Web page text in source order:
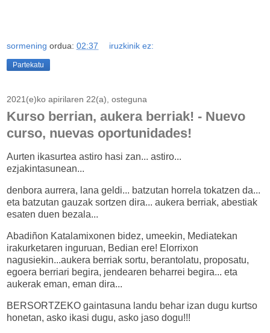
sormening ordua: 02:37 iruzkinik ez:
Partekatu
2021(e)ko apirilaren 22(a), osteguna
Kurso berrian, aukera berriak! - Nuevo
curso, nuevas oportunidades!
Aurten ikasurtea astiro hasi zan... astiro...
ezjakintasunean...
denbora aurrera, lana geldi... batzutan horrela tokatzen da...
eta batzutan gauzak sortzen dira... aukera berriak, abestiak
esaten duen bezala...
Abadiñon Katalamixonen bidez, umeekin, Mediatekan
irakurketaren inguruan, Bedian ere! Elorrixon
nagusiekin...aukera berriak sortu, berantolatu, proposatu,
egoera berriari begira, jendearen beharrei begira... eta
aukerak eman, eman dira...
BERSORTZEKO gaintasuna landu behar izan dugu kurtso
honetan, asko ikasi dugu, asko jaso dogu!!!